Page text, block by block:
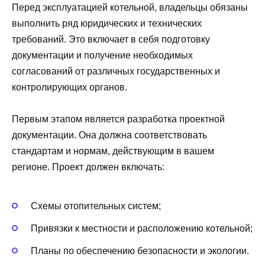
Перед эксплуатацией котельной, владельцы обязаны
выполнить ряд юридических и технических
требований. Это включает в себя подготовку
документации и получение необходимых
согласований от различных государственных и
контролирующих органов.
Первым этапом является разработка проектной
документации. Она должна соответствовать
стандартам и нормам, действующим в вашем
регионе. Проект должен включать:
Схемы отопительных систем;
Привязки к местности и расположению котельной;
Планы по обеспечению безопасности и экологии.